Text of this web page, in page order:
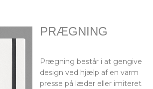
PRÆGNING
Prægning består i at gengive
design ved hjælp af en varm
presse på læder eller imiteret